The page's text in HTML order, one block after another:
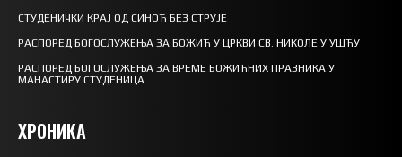
СТУДЕНИЧКИ КРАЈ ОД СИНОЋ БЕЗ СТРУЈЕ
РАСПОРЕД БОГОСЛУЖЕЊА ЗА БОЖИЋ У ЦРКВИ СВ. НИКОЛЕ У УШЋУ
РАСПОРЕД БОГОСЛУЖЕЊА ЗА ВРЕМЕ БОЖИЋНИХ ПРАЗНИКА У
МАНАСТИРУ СТУДЕНИЦА
ХРОНИКА